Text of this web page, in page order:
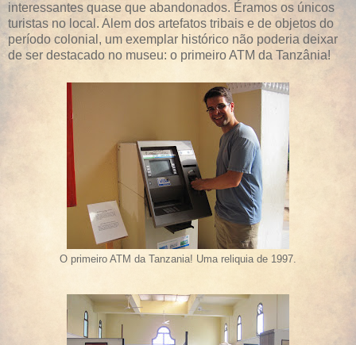
interessantes quase que abandonados. Éramos os únicos
turistas no local. Alem dos artefatos tribais e de objetos do
período colonial, um exemplar histórico não poderia deixar
de ser destacado no museu: o primeiro ATM da Tanzânia!
O primeiro ATM da Tanzania! Uma reliquia de 1997.